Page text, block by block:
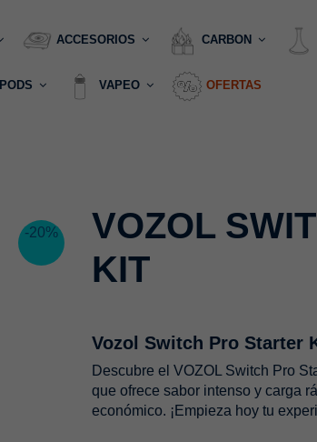
ACCESORIOS CARBON
PODS VAPEO OFERTAS
-20%
VOZOL
KIT
Vozol Switch Pro Starter
Descubre el VOZOL Switch Pro
que ofrece sabor intenso y carga
económico. ¡Empieza hoy tu